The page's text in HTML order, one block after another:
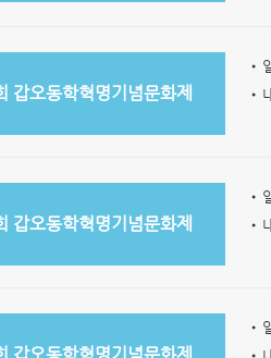
갑오동학혁명기념문화제
•
•
갑오동학혁명기념문화제
•
•
•